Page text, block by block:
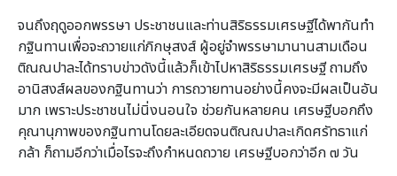
จนถึงฤดูออกพรรษา ประชาชนและท่านสิริธรรมเศรษฐีได้พากันทำ
กฐินทานเพื่อจะถวายแก่ภิกษุสงส์ ผู้อยู่จำพรรษามานานสามเดือน
ติณณปาละได้ทราบข่าวดังนี้แล้วก็เข้าไปหาสิริธรรมเศรษฐี ถามถึง
อานิสงส์ผลของกฐินทานว่า การถวายทานอย่างนี้คงจะมีผลเป็นอัน
มาก เพราะประชาชนไม่นิ่งนอนใจ ช่วยกันหลายคน เศรษฐีบอกถึง
คุณานุภาพของกฐินทานโดยละเอียดจนติณณปาละเกิดศรัทธาแก่
กล้า ก็ถามอีกว่าเมื่อไรจะถึงกำหนดถวาย เศรษฐีบอกว่าอีก ๗ วัน